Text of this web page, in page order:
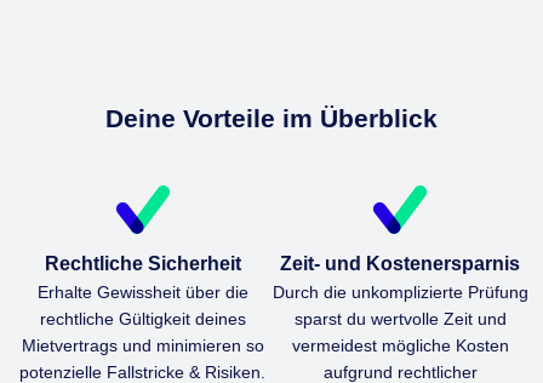
Deine Vorteile im Überblick
Rechtliche Sicherheit
Erhalte Gewissheit über die
rechtliche Gültigkeit deines
Mietvertrags und minimieren so
potenzielle Fallstricke & Risiken.
Zeit- und Kostenersparnis
Durch die unkomplizierte Prüfung
sparst du wertvolle Zeit und
vermeidest mögliche Kosten
aufgrund rechtlicher